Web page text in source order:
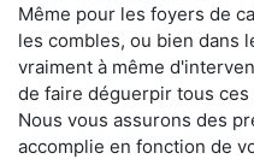
Même pour les foyers de
les combles, ou bien dans
vraiment à même
de faire déguerpir tous
Nous vous assurons des
accomplie en fonction de